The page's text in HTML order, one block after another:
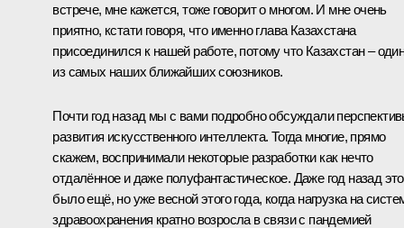
встрече, мне кажется, тоже говорит о многом. И мне очень
приятно, кстати говоря, что именно глава Казахстана
присоединился к нашей работе, потому что Казахстан –
из самых наших ближайших союзников.
Почти год назад мы с вами подробно обсуждали
развития искусственного интеллекта. Тогда многие, прямо
скажем, воспринимали некоторые разработки как нечто
отдалённое и даже полуфантастическое. Даже год назад это
было ещё, но уже весной этого года, когда нагрузка на
здравоохранения кратно возросла в связи с пандемией